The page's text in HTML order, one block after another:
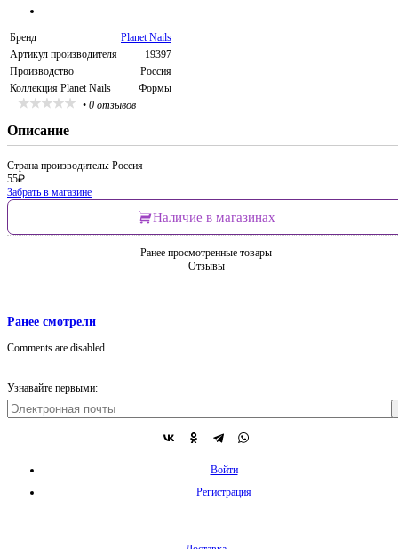
Бренд
Planet Nails
Артикул производителя
19397
Производство
Россия
Коллекция Planet Nails
Формы
• 0 отзывов
Описание
Страна производитель: Россия
55₽
Забрать в магазине
Наличие в магазинах
Ранее просмотренные товары
Отзывы
Ранее смотрели
Comments are disabled
Узнавайте первыми:
Войти
Регистрация